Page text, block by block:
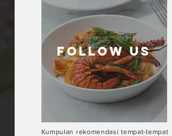
follow US
Kumpulan rekomendasi tempat-tempat